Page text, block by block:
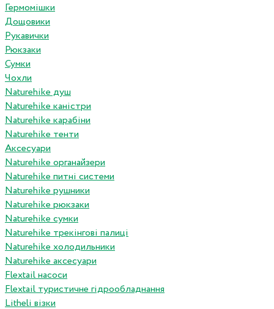
Гермомішки
Дощовики
Рукавички
Рюкзаки
Сумки
Чохли
Naturehike душ
Naturehike каністри
Naturehike карабіни
Naturehike тенти
Аксесуари
Naturehike органайзери
Naturehike питні системи
Naturehike рушники
Naturehike рюкзаки
Naturehike сумки
Naturehike трекінгові палиці
Naturehike холодильники
Naturehike аксесуари
Flextail насоси
Flextail туристичне гідрообладнання
Litheli візки